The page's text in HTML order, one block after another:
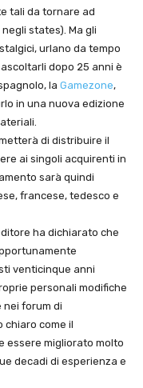
tali da tornare ad
states). Ma gli
urlano da tempo
dopo 25 anni è
la Gamezone,
in una nuova edizione
di distribuire il
ai singoli acquirenti in
sarà quindi
francese, tedesco e
ha dichiarato che
venticinque anni
personali modifiche
nei forum di
chiaro come il
essere migliorato molto
decadi di esperienza e